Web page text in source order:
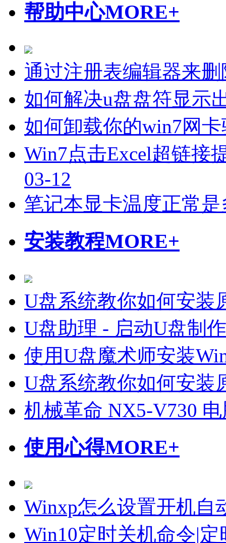
帮助中心MORE+
通过注册表编辑器来
如何解决u盘盘符显示
如何卸载你的win7网
Win7点击Excel超链接
03-12
笔记本显卡温度正常
安装教程MORE+
U盘系统教你如何安装
U盘助理 - 启动U盘制
使用U盘魔术师安装
U盘系统教你如何安装
机械革命 NX5-V730
使用心得MORE+
Winxp怎么设置开机自
Win10定时关机命令|